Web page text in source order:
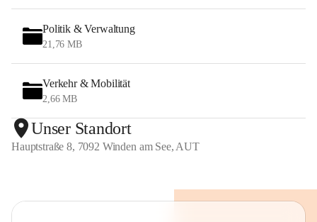
Politik & Verwaltung
21,76 MB
Verkehr & Mobilität
2,66 MB
Unser Standort
Hauptstraße 8, 7092 Winden am See, AUT